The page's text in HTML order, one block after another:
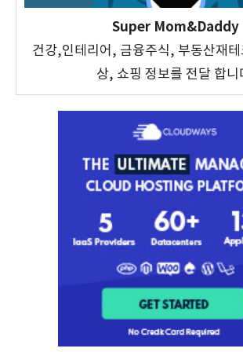
Super Mom&Daddy
건강,인테리어, 금융주식, 부동산재
상, 쇼핑 정보를 전달 합니